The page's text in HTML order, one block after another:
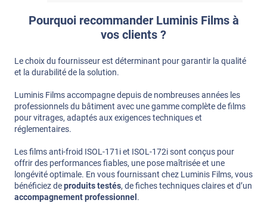
Pourquoi recommander Luminis Films à
vos clients ?
Le choix du fournisseur est déterminant pour garantir la qualité
et la durabilité de la solution.
Luminis Films accompagne depuis de nombreuses années les
professionnels du bâtiment avec une gamme complète de films
pour vitrages, adaptés aux exigences techniques et
réglementaires.
Les films anti-froid ISOL-171i et ISOL-172i sont conçus pour
offrir des performances fiables, une pose maîtrisée et une
longévité optimale. En vous fournissant chez Luminis Films, vous
bénéficiez deproduits testés, de fiches techniques claires et d’un
accompagnement professionnel .